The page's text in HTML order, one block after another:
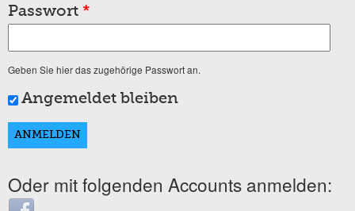
Passwort *
Geben Sie hier das zugehörige Passwort an.
Angemeldet bleiben
Oder mit folgenden Accounts anmelden:
Login with Facebook